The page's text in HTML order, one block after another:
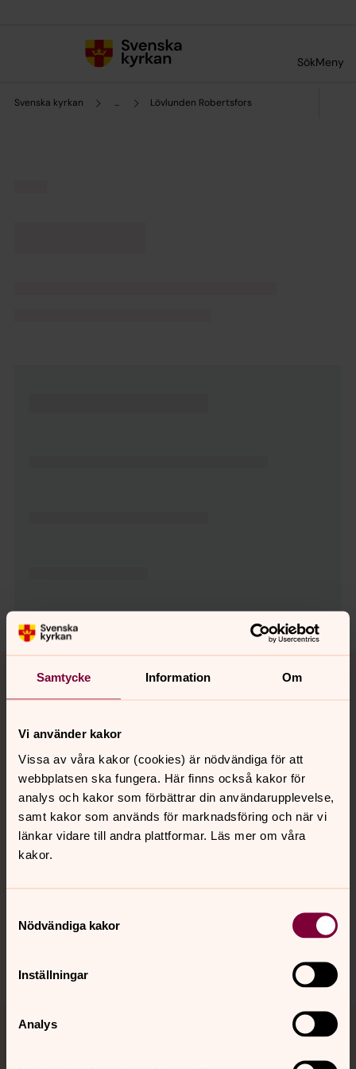
Samtycke Information Om
Vi använder kakor
Vissa av våra kakor (cookies) är nödvändiga för att
webbplatsen ska fungera. Här finns också kakor för
analys och kakor som förbättrar din användarupplevelse,
samt kakor som används för marknadsföring och när vi
länkar vidare till andra plattformar. Läs mer om våra
kakor.
Nödvändiga kakor
Inställningar
Analys
SökMeny
Svenska kyrkan ... Lövlunden Robertsfors
Tillbaka till toppen
Tillbaka till innehållet
Kontakt
Kalender
Hitta snabbt
Sociala kanaler